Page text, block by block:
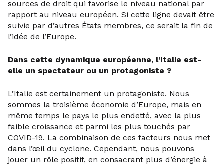
sources de droit qui favorise le niveau national par
rapport au niveau européen. Si cette ligne devait être
suivie par d’autres États membres, ce serait la fin de
l’idée de l’Europe.
Dans cette dynamique européenne, l’Italie est-
elle un spectateur ou un protagoniste ?
L’Italie est certainement un protagoniste. Nous
sommes la troisième économie d’Europe, mais en
même temps le pays le plus endetté, avec la plus
faible croissance et parmi les plus touchés par
COVID-19. La combinaison de ces facteurs nous met
dans l’œil du cyclone. Cependant, nous pouvons
jouer un rôle positif, en consacrant plus d’énergie à